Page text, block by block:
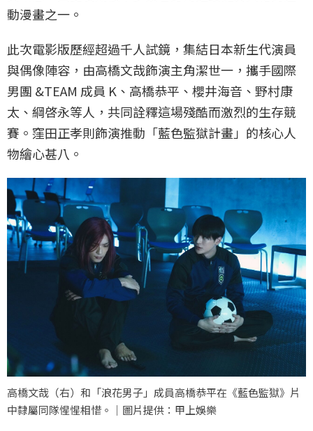
動漫畫之一。
此次電影版歷經超過千人試鏡，集結日本新生代演員
與偶像陣容，由高橋文哉飾演主角潔世一，攜手國際
男團 &TEAM 成員 K、高橋恭平、櫻井海音、野村康
太、綱啓永等人，共同詮釋這場殘酷而激烈的生存競
賽。窪田正孝則飾演推動「藍色監獄計畫」的核心人
物繪心甚八。
高橋文哉（右）和「浪花男子」成員高橋恭平在《藍色監獄》片
中隸屬同隊惺惺相惜。｜圖片提供：甲上娛樂